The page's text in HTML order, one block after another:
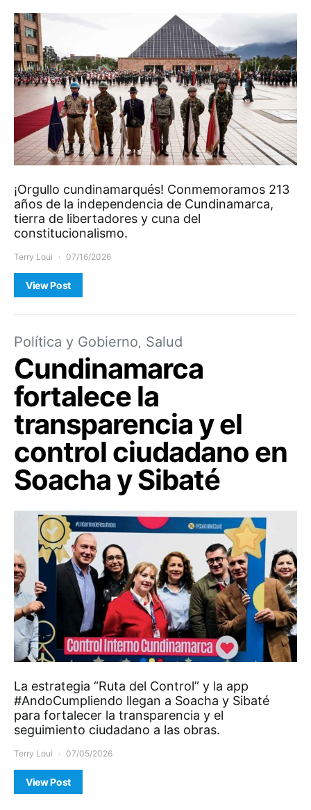
¡Orgullo cundinamarqués! Conmemoramos 213
años de la independencia de Cundinamarca,
tierra de libertadores y cuna del
constitucionalismo.
Terry Loui 07/16/2026
View Post
Política y Gobierno Salud
Cundinamarca
fortalece la
transparencia y el
control ciudadano en
Soacha y Sibaté
La estrategia “Ruta del Control” y la app
#AndoCumpliendo llegan a Soacha y Sibaté
para fortalecer la transparencia y el
seguimiento ciudadano a las obras.
Terry Loui 07/05/2026
View Post